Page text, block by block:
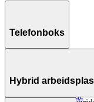
Telefonboks
Skap ro i kaoset – våre
midt i
fortrolig videomøte
Stilrent design.
Utforsk bruksområde
Hybrid